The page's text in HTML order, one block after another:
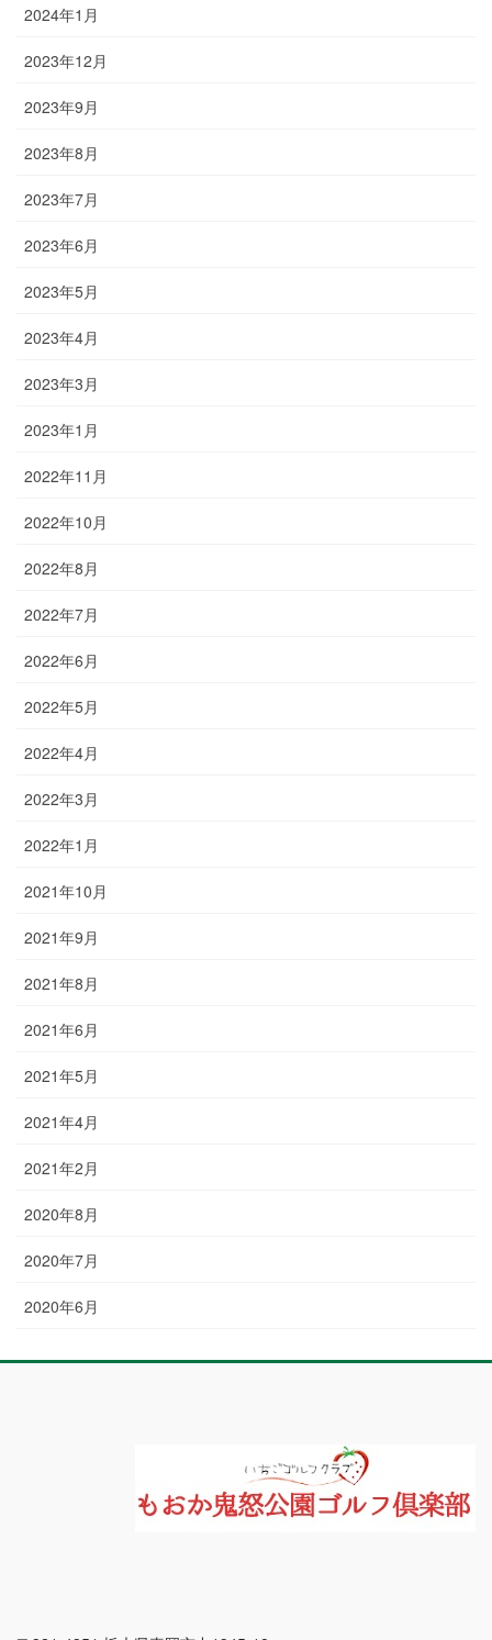
2024年1月
2023年12月
2023年9月
2023年8月
2023年7月
2023年6月
2023年5月
2023年4月
2023年3月
2023年1月
2022年11月
2022年10月
2022年8月
2022年7月
2022年6月
2022年5月
2022年4月
2022年3月
2022年1月
2021年10月
2021年9月
2021年8月
2021年6月
2021年5月
2021年4月
2021年2月
2020年8月
2020年7月
2020年6月